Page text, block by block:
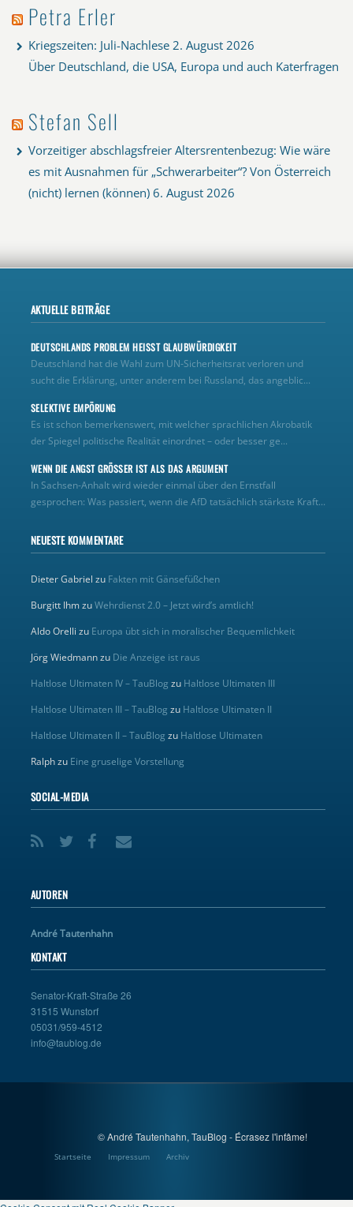
Petra Erler
Kriegszeiten: Juli-Nachlese 2. August 2026
Über Deutschland, die USA, Europa und auch Katerfragen
Stefan Sell
Vorzeitiger abschlagsfreier Altersrentenbezug: Wie wäre
es mit Ausnahmen für „Schwerarbeiter“? Von Österreich
(nicht) lernen (können) 6. August 2026
AKTUELLE BEITRÄGE
DEUTSCHLANDS PROBLEM HEISST GLAUBWÜRDIGKEIT
Deutschland hat die Wahl zum UN‑Sicherheitsrat verloren und
sucht die Erklärung, unter anderem bei Russland, das angeblic...
SELEKTIVE EMPÖRUNG
Es ist schon bemerkenswert, mit welcher sprachlichen Akrobatik
der Spiegel politische Realität einordnet – oder besser ge...
WENN DIE ANGST GRÖSSER IST ALS DAS ARGUMENT
In Sachsen-Anhalt wird wieder einmal über den Ernstfall
gesprochen: Was passiert, wenn die AfD tatsächlich stärkste Kraft...
NEUESTE KOMMENTARE
Dieter Gabriel zu Fakten mit Gänsefüßchen
Burgitt IhmzuWehrdienst 2.0 – Jetzt wird’s amtlich!
Aldo Orelli zu Europa übt sich in moralischer Bequemlichkeit
Jörg Wiedmannzu Die Anzeige ist raus
Haltlose Ultimaten IV – TauBlog zu Haltlose Ultimaten III
Haltlose Ultimaten III – TauBlog zu Haltlose Ultimaten II
Haltlose Ultimaten II – TauBlog zu Haltlose Ultimaten
Ralphzu Eine gruselige Vorstellung
SOCIAL-MEDIA
AUTOREN
André Tautenhahn
KONTAKT
Senator-Kraft-Straße 26
31515 Wunstorf
05031/959-4512
info@taublog.de
© André Tautenhahn, TauBlog - Écrasez l'infâme!
Startseite Impressum Archiv